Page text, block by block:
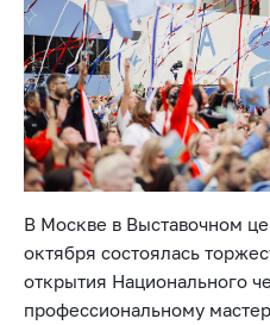
В Москве в Выставочном
октября состоялась
открытия Национального
профессиональному